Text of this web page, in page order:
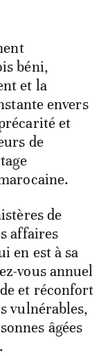
béni,
et la
envers
et
de
de
affaires
en est à sa
vous annuel
et réconfort
vulnérables,
âgées